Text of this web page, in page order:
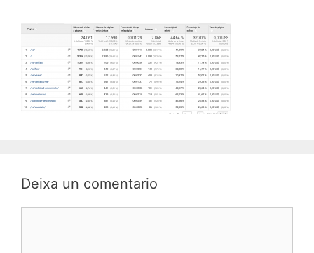
Deixa un comentario